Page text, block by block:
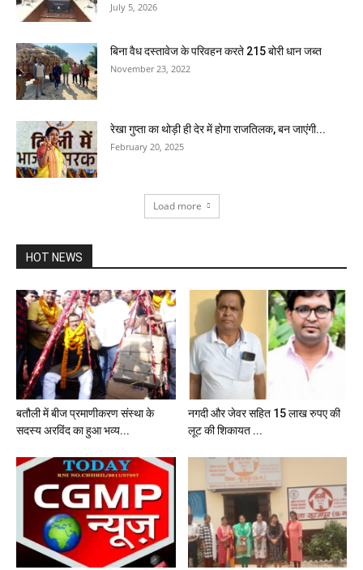
July 5, 2026
बिना वैध दस्तावेज के परिवहन करते 215 बोरी धान जब्त
November 23, 2022
रेखा गुप्ता का थोड़ी ही देर में होगा राजतिलक, बन जाएंगी...
February 20, 2025
Load more
HOT NEWS
बतौली में बीज प्रमाणीकरण संस्था के
सदस्य अरविंद का हुआ भव्य...
नगदी और जेवर सहित 15 लाख रुपए की
लूट की शिकायत ...